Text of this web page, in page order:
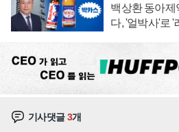
백상환 동아제
다, '얼박사'로 '
기사댓글3개